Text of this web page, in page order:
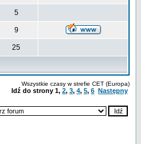
5
9
25
Wszystkie czasy w strefie CET (Europa)
Idź do strony 1, 2, 3, 4, 5, 6 Następny